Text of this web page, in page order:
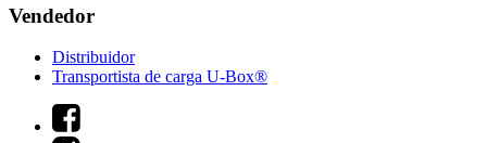
Vendedor
Distribuidor
Transportista de carga U-Box®